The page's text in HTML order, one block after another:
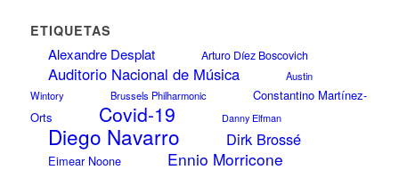
ETIQUETAS
Alexandre Desplat Arturo Díez Boscovich
Auditorio Nacional de Música
Austin
Wintory
Brussels Philharmonic
Constantino Martínez-
Orts
Covid-19 Danny Elfman
Diego Navarro Dirk Brossé
Eimear Noone Ennio Morricone